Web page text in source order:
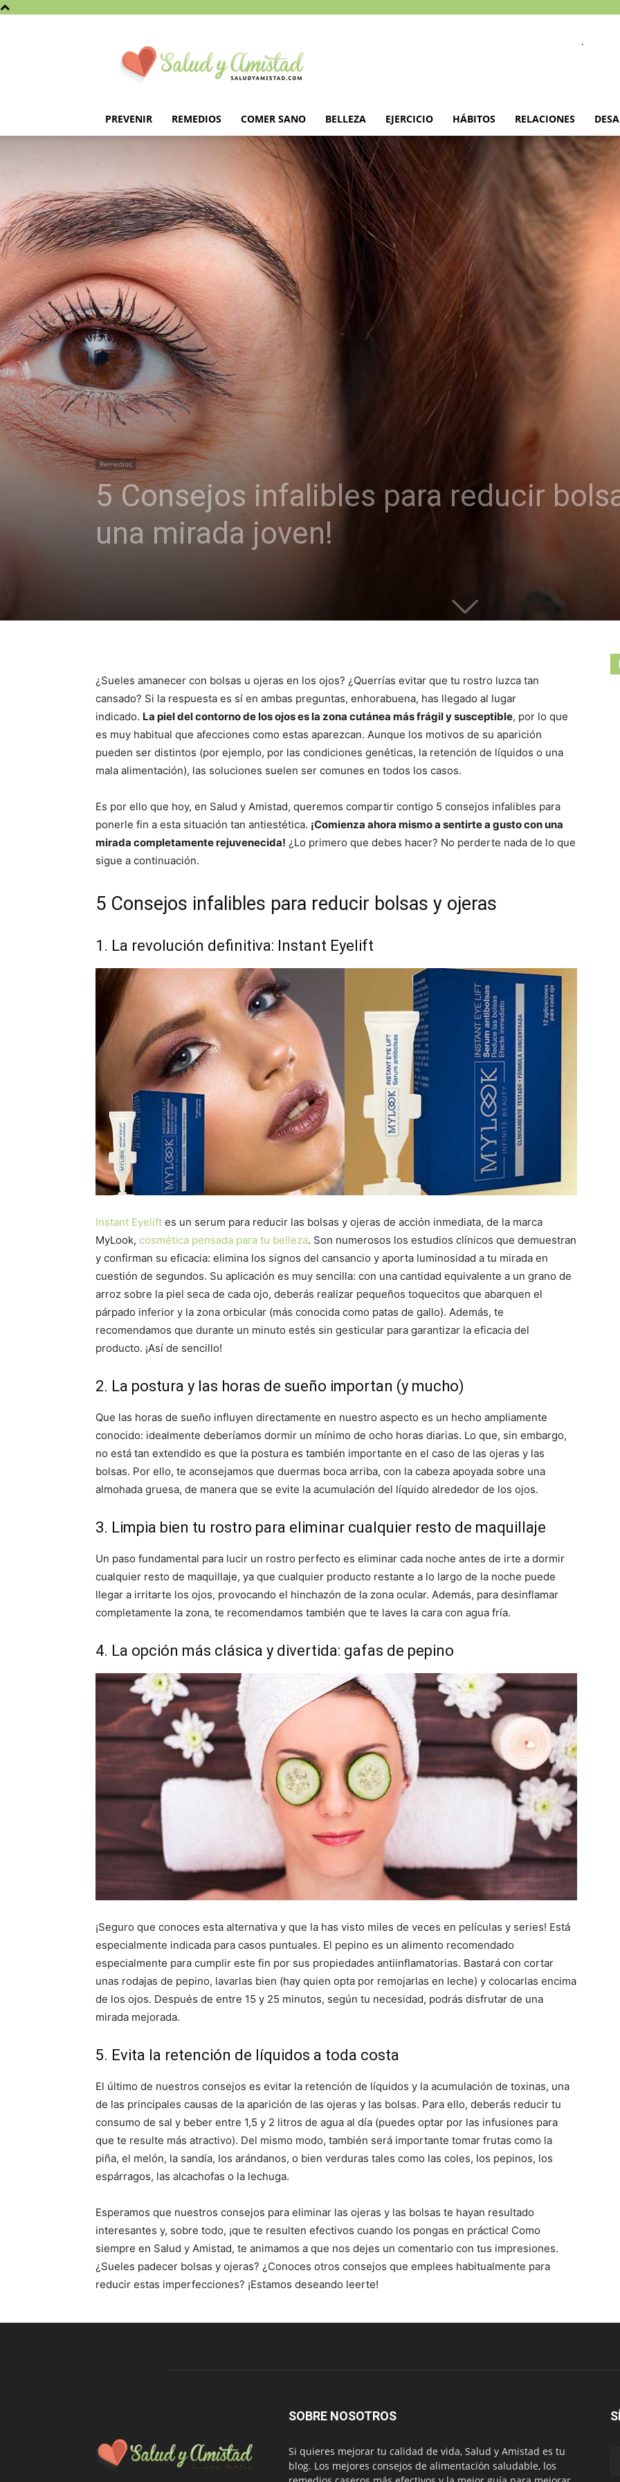
.
PREVENIR REMEDIOS COMER SANO BELLEZA EJERCICIO HÁBITOS RELACIONES
Remedios
5 Consejos infalibles para reducir
una mirada joven!
¿Sueles amanecer con bolsas u ojeras en los ojos? ¿Querrías evitar que tu rostro luzca tan
cansado? Si la respuesta es sí en ambas preguntas, enhorabuena, has llegado al lugar
indicado. La piel del contorno de los ojos es la zona cutánea más frágil y susceptible, por lo que
es muy habitual que afecciones como estas aparezcan. Aunque los motivos de su aparición
pueden ser distintos (por ejemplo, por las condiciones genéticas, la retención de líquidos o una
mala alimentación), las soluciones suelen ser comunes en todos los casos.
Es por ello que hoy, en Salud y Amistad, queremos compartir contigo 5 consejos infalibles para
ponerle fin a esta situación tan antiestética. ¡Comienza ahora mismo a sentirte a gusto con una
mirada completamente rejuvenecida! ¿Lo primero que debes hacer? No perderte nada de lo que
sigue a continuación.
5 Consejos infalibles para reducir bolsas y ojeras
1. La revolución definitiva: Instant Eyelift
Instant Eyelift es un serum para reducir las bolsas y ojeras de acción inmediata, de la marca
MyLook, cosmética pensada para tu belleza. Son numerosos los estudios clínicos que demuestran
y confirman su eficacia: elimina los signos del cansancio y aporta luminosidad a tu mirada en
cuestión de segundos. Su aplicación es muy sencilla: con una cantidad equivalente a un grano de
arroz sobre la piel seca de cada ojo, deberás realizar pequeños toquecitos que abarquen el
párpado inferior y la zona orbicular (más conocida como patas de gallo). Además, te
recomendamos que durante un minuto estés sin gesticular para garantizar la eficacia del
producto. ¡Así de sencillo!
2. La postura y las horas de sueño importan (y mucho)
Que las horas de sueño influyen directamente en nuestro aspecto es un hecho ampliamente
conocido: idealmente deberíamos dormir un mínimo de ocho horas diarias. Lo que, sin embargo,
no está tan extendido es que la postura es también importante en el caso de las ojeras y las
bolsas. Por ello, te aconsejamos que duermas boca arriba, con la cabeza apoyada sobre una
almohada gruesa, de manera que se evite la acumulación del líquido alrededor de los ojos.
3. Limpia bien tu rostro para eliminar cualquier resto de maquillaje
Un paso fundamental para lucir un rostro perfecto es eliminar cada noche antes de irte a dormir
cualquier resto de maquillaje, ya que cualquier producto restante a lo largo de la noche puede
llegar a irritarte los ojos, provocando el hinchazón de la zona ocular. Además, para desinflamar
completamente la zona, te recomendamos también que te laves la cara con agua fría.
4. La opción más clásica y divertida: gafas de pepino
¡Seguro que conoces esta alternativa y que la has visto miles de veces en películas y series! Está
especialmente indicada para casos puntuales. El pepino es un alimento recomendado
especialmente para cumplir este fin por sus propiedades antiinflamatorias. Bastará con cortar
unas rodajas de pepino, lavarlas bien (hay quien opta por remojarlas en leche) y colocarlas encima
de los ojos. Después de entre 15 y 25 minutos, según tu necesidad, podrás disfrutar de una
mirada mejorada.
5. Evita la retención de líquidos a toda costa
El último de nuestros consejos es evitar la retención de líquidos y la acumulación de toxinas, una
de las principales causas de la aparición de las ojeras y las bolsas. Para ello, deberás reducir tu
consumo de sal y beber entre 1,5 y 2 litros de agua al día (puedes optar por las infusiones para
que te resulte más atractivo). Del mismo modo, también será importante tomar frutas como la
piña, el melón, la sandía, los arándanos, o bien verduras tales como las coles, los pepinos, los
espárragos, las alcachofas o la lechuga.
Esperamos que nuestros consejos para eliminar las ojeras y las bolsas te hayan resultado
interesantes y, sobre todo, ¡que te resulten efectivos cuando los pongas en práctica! Como
siempre en Salud y Amistad, te animamos a que nos dejes un comentario con tus impresiones.
¿Sueles padecer bolsas y ojeras? ¿Conoces otros consejos que emplees habitualmente para
reducir estas imperfecciones? ¡Estamos deseando leerte!
SOBRE NOSOTROS
Si quieres mejorar tu calidad de vida, Salud y Amistad es tu
blog. Los mejores consejos de alimentación saludable, los